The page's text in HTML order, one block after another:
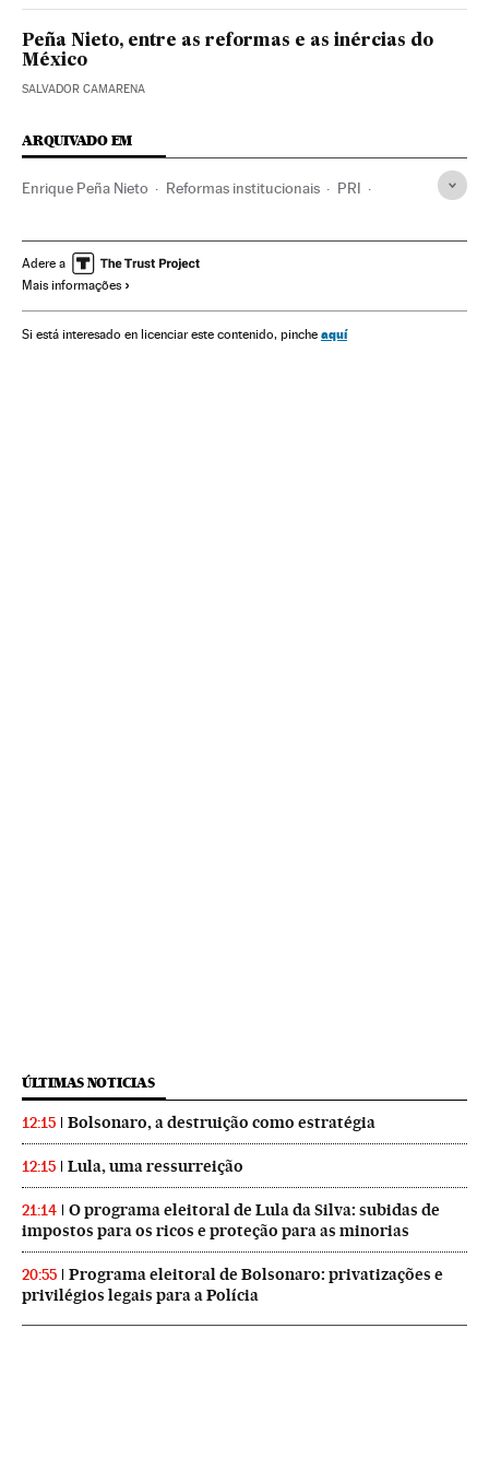
Peña Nieto, entre as reformas e as inércias do
México
SALVADOR CAMARENA
ARQUIVADO EM
Enrique Peña Nieto Reformas institucionais PRI
Política Administração pública
Sindicatos ensino
América do Norte América Latina Educação
Adere a
Mais informações
Si está interesado en licenciar este contenido, pinche aquí
ÚLTIMAS NOTICIAS
12:15 Bolsonaro, a destruição como estratégia
12:15 Lula, uma ressurreição
21:14
O programa eleitoral de Lula da Silva: subidas de
impostos para os ricos e proteção para as minorias
20:55
Programa eleitoral de Bolsonaro: privatizações e
privilégios legais para a Polícia